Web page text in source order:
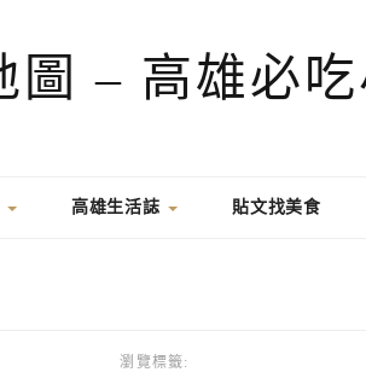
高雄生活誌 貼文找美食
瀏覽標籤: